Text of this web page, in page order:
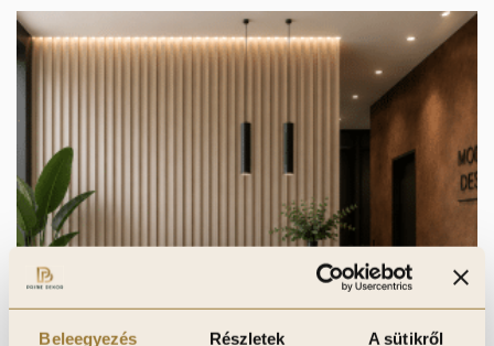
Beleegyezés Részletek A sütikről